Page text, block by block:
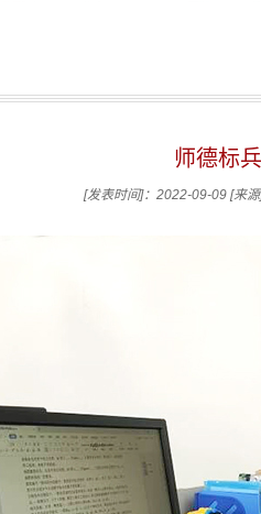
师德标
[发表时间]：2022-09-09 [来